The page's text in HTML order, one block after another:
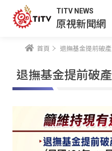
TITV NEWS
原視新聞網
首頁 退撫基金提前破產
退撫基金提前破產